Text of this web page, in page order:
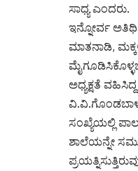
ಸಾಧ್ಯ ಎಂದರು.
ಇನ್ನೋರ್ವ
ಮಾತನಾಡಿ,
ಅಧ್ಯಕ್ಷತೆ
ಸಂಖ್ಯೆಯಲ್ಲಿ
ಶಾಲೆಯನ್ನೇ